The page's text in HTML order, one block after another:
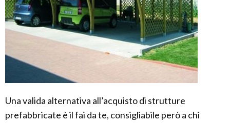
Una valida alternativa all’acquisto di strutture
prefabbricate è il fai da te, consigliabile però a chi